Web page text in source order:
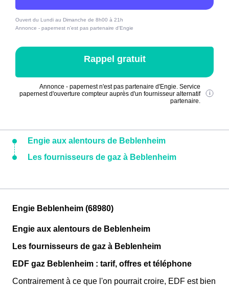
Ouvert du Lundi au Dimanche de 8h00 à 21h
Annonce - papernest n'est pas partenaire d'Engie
Rappel gratuit
Annonce - papernest n'est pas partenaire d'Engie. Service
papernest d'ouverture compteur auprès d'un fournisseur alternatif
partenaire.
Engie aux alentours de Beblenheim
Les fournisseurs de gaz à Beblenheim
Engie Beblenheim (68980)
Engie aux alentours de Beblenheim
Les fournisseurs de gaz à Beblenheim
EDF gaz Beblenheim : tarif, offres et téléphone
Contrairement à ce que l'on pourrait croire, EDF est bien